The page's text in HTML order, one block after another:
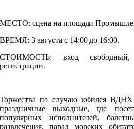
МЕСТО: сцена на площади
ВРЕМЯ: 3 августа с 14:00 до 16:00.
СТОИМОСТЬ: вход свободный,
регистрации.
Торжества по случаю юбилея ВДНХ
праздничные выходные, где
популярных исполнителей,
развлечения, парад морских